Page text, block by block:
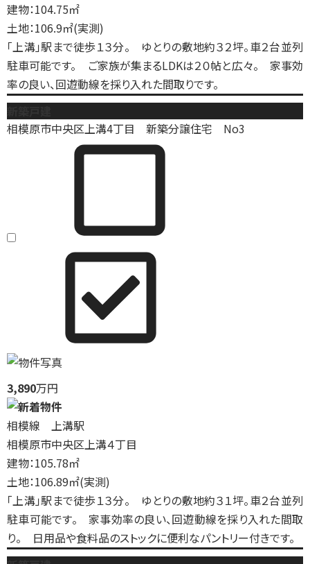
建物：104.75㎡
土地：106.9㎡(実測)
「上溝」駅まで徒歩１３分。 ゆとりの敷地約３２坪。車２台並列
駐車可能です。 ご家族が集まるLDKは２０帖と広々。 家事効
率の良い、回遊動線を採り入れた間取りです。
相模原市中央区上溝4丁目 新築分譲住宅 No3
3,890万円
相模線 上溝駅
相模原市中央区上溝４丁目
建物：105.78㎡
土地：106.89㎡(実測)
「上溝」駅まで徒歩１３分。 ゆとりの敷地約３１坪。車２台並列
駐車可能です。 家事効率の良い、回遊動線を採り入れた間取
り。 日用品や食料品のストックに便利なパントリー付きです。